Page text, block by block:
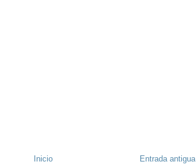
Entrada antigua
Inicio